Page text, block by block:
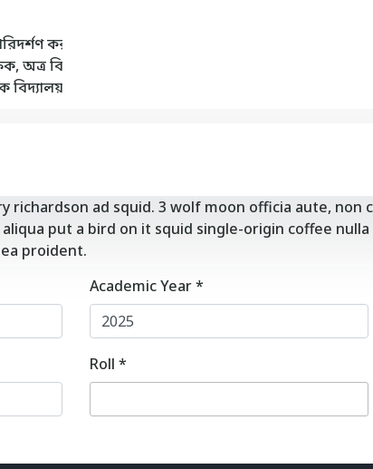
করবেন, পটুয়াখালী জেলা প্রশাসক ও বিজ্ঞ জেলা
অত্র বিদ্যালয় থেকে অবসর গ্রহন করেন। তার অবসর জনিত
এর পক্ষ থেকে সম্মানীত সকল শিক্ষকগণকে জানাই
ad squid. 3 wolf moon officia aute, non
put a bird on it squid single-origin coffee
proident.
Academic Year*
Roll *